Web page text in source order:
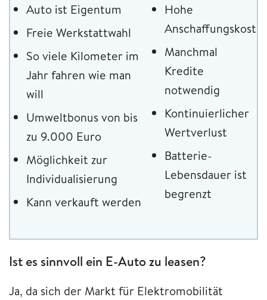
Auto ist Eigentum
Freie Werkstattwahl
So viele Kilometer im
Jahr fahren wie man
will
Umweltbonus von bis
zu 9.000 Euro
Möglichkeit zur
Individualisierung
Kann verkauft werden
Hohe
Manchmal
Kredite
notwendig
Kontinuierlicher
Wertverlust
Batterie-
Lebensdauer ist
begrenzt
Ist es sinnvoll ein E-Auto zu leasen?
Ja, da sich der Markt für Elektromobilität